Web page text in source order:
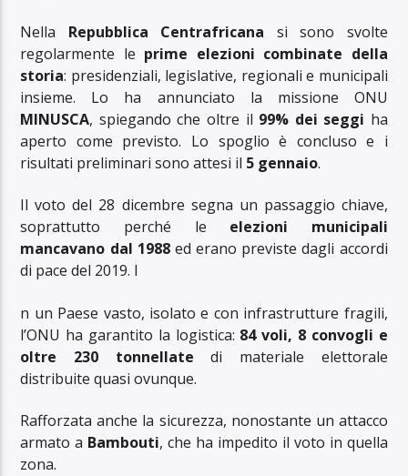
Nella Repubblica Centrafricana si sono svolte
regolarmente le prime elezioni combinate della
storia: presidenziali, legislative, regionali e municipali
insieme. Lo ha annunciato la missione ONU
MINUSCA, spiegando che oltre il 99% dei seggi ha
aperto come previsto. Lo spoglio è concluso e i
risultati preliminari sono attesi il 5 gennaio.
Il voto del 28 dicembre segna un passaggio chiave,
soprattutto perché le elezioni municipali
mancavano dal 1988ed erano previste dagli accordi
di pace del 2019. I
n un Paese vasto, isolato e con infrastrutture fragili,
l’ONU ha garantito la logistica: 84 voli, 8 convogli e
oltre 230 tonnellate di materiale elettorale
distribuite quasi ovunque.
Rafforzata anche la sicurezza, nonostante un attacco
armato a Bambouti, che ha impedito il voto in quella
zona.